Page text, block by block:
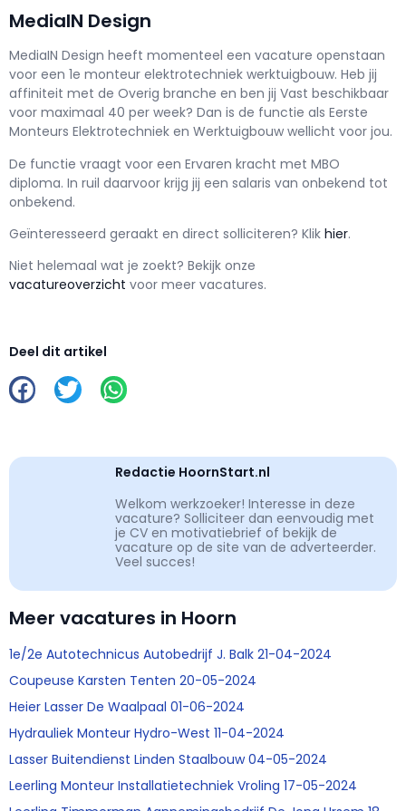
MediaIN Design
MediaIN Design heeft momenteel een vacature openstaan
voor een 1e monteur elektrotechniek werktuigbouw. Heb jij
affiniteit met de Overig branche en ben jij Vast beschikbaar
voor maximaal 40 per week? Dan is de functie als Eerste
Monteurs Elektrotechniek en Werktuigbouw wellicht voor jou.
De functie vraagt voor een Ervaren kracht met MBO
diploma. In ruil daarvoor krijg jij een salaris van onbekend tot
onbekend.
Geïnteresseerd geraakt en direct solliciteren? Klik hier.
Niet helemaal wat je zoekt? Bekijk onze
vacatureoverzicht voor meer vacatures.
Deel dit artikel
Redactie HoornStart.nl
Welkom werkzoeker! Interesse in deze
vacature? Solliciteer dan eenvoudig met
je CV en motivatiebrief of bekijk de
vacature op de site van de adverteerder.
Veel succes!
Meer vacatures in Hoorn
1e/2e Autotechnicus Autobedrijf J. Balk 21-04-2024
Coupeuse Karsten Tenten 20-05-2024
Heier Lasser De Waalpaal 01-06-2024
Hydrauliek Monteur Hydro-West 11-04-2024
Lasser Buitendienst Linden Staalbouw 04-05-2024
Leerling Monteur Installatietechniek Vroling 17-05-2024